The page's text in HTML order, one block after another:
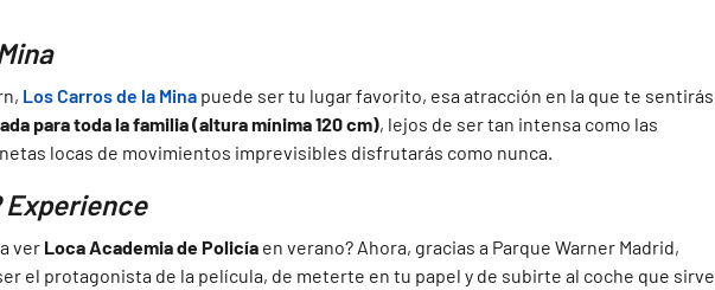
Los Carros de la Mina puede ser tu lugar favorito, esa atracción en la que te sentirás
para toda la familia (altura mínima 120 cm), lejos de ser tan intensa como las
locas de movimientos imprevisibles disfrutarás como nunca.
ver Loca Academia de Policía en verano? Ahora, gracias a Parque Warner Madrid,
el protagonista de la película, de meterte en tu papel y de subirte al coche que sirve